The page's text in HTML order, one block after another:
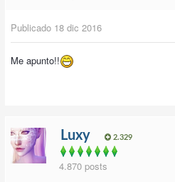
Publicado 18 dic 2016
Me apunto!!
Luxy 2.329
4.870 posts